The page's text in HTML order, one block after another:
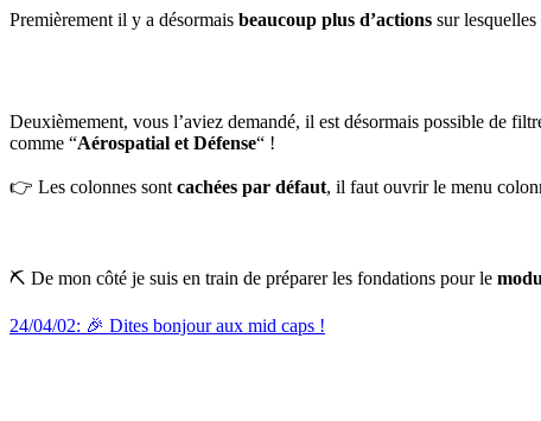
Premièrement il y a désormais beaucoup plus d’actions sur lesquelles
Deuxièmement, vous l’aviez demandé, il est désormais possible de
comme “Aérospatial et Défense“ !
👉 Les colonnes sont cachées par défaut, il faut ouvrir le menu
⛏️ De mon côté je suis en train de préparer les fondations pour le
24/04/02: 🎉 Dites bonjour aux mid caps !